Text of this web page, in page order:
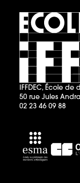
IFFDEC, École de
50 rue Jules
02 23 46 09 88